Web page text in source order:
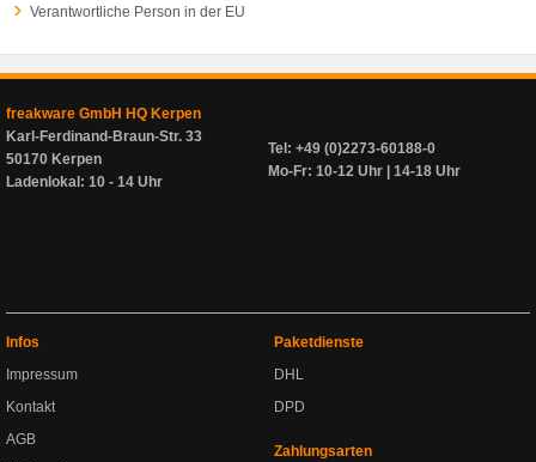
Verantwortliche Person in der EU
freakware GmbH HQ Kerpen
Karl-Ferdinand-Braun-Str. 33
50170 Kerpen
Ladenlokal: 10 - 14 Uhr
Tel: +49 (0)2273-60188-0
Mo-Fr: 10-12 Uhr | 14-18 Uhr
Infos
Impressum
Kontakt
AGB
Paketdienste
DHL
DPD
Zahlungsarten